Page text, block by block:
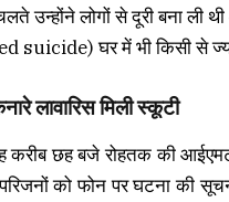
उन्होंने लोगों से दूरी बना
suicide) घर में भी किसी से
लावारिस मिली स्कूटी
करीब छह बजे रोहतक की
को फोन पर घटना की